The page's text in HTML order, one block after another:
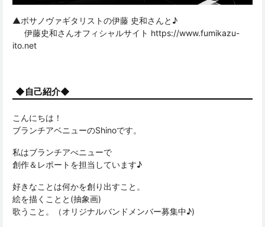
▲ボサノヴァギタリストの伊藤 史和さんと♪
伊藤史和さんオフィシャルサイト https://www.fumikazu-
ito.net
◆自己紹介◆
こんにちは！
ブランチアベニューのShinoです。
私はブランチアべニューで
創作＆レポートを担当しています♪
好きなことは何かを創り出すこと。
絵を描くことと(抽象画)
歌うこと。（オリジナルバンドメンバー募集中♪)